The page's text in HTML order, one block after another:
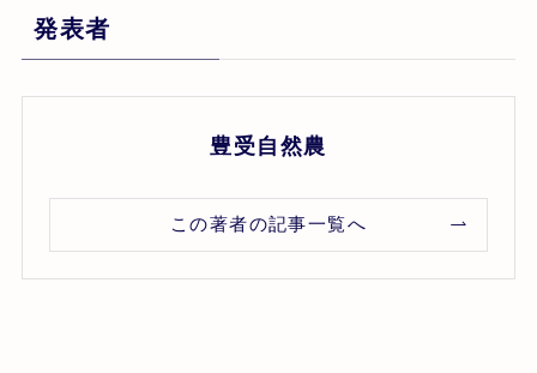
発表者
豊受自然農
この著者の記事一覧へ